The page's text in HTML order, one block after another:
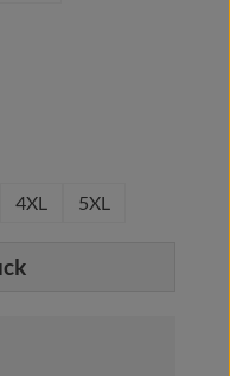
4XL 5XL